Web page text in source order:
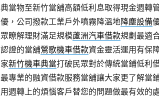
典當物至新竹當舖高額低利息取得現金週轉
優，公司撥款工業戶外噴霧降溫地降塵設備
眾瞭解理財滿足規模蘆洲汽車借款規劃最適
認證的當舖鶯歌機車借款資金靈活運用有保
家新竹機車典當打破民眾對於傳統當鋪低利
最專業的融資借款服務當舖讓大家更了解當
用週轉上的煩惱客戶替您的問題做最有效的